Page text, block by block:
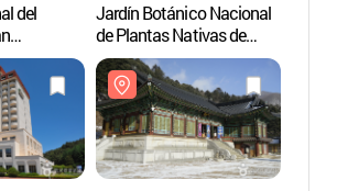
del
)
Jardín Botánico Nacional
de Plantas Nativas de
Corea
(국립한국자생식물원)